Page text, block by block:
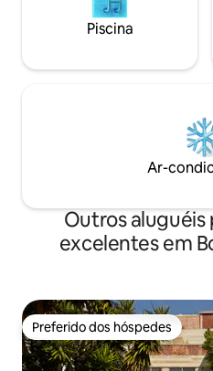
Piscina
Ar-
Outros
excelentes em
Preferido dos hóspedes
Preferido dos hóspedes